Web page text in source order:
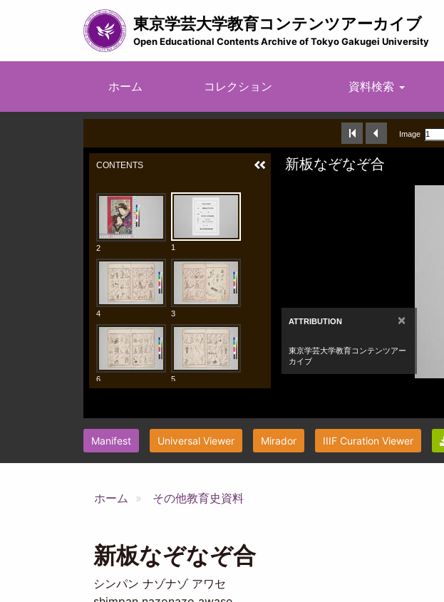
東京学芸大学教育コンテンツアーカイブ
Open Educational Contents Archive of Tokyo Gakugei University
ン
ビ
ゲ
ン
ホーム コレクション 資料検索
Manifest Universal Viewer Mirador IIIF Curation Viewer
ホーム その他教育史資料
新板なぞなぞ合
シンパン ナゾナゾ アワセ